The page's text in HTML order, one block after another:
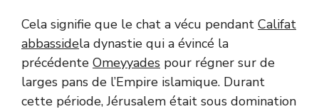
Cela signifie que le chat a vécu pendant Califat
abbassidela dynastie qui a évincé la
précédente Omeyyades pour régner sur de
larges pans de l’Empire islamique. Durant
cette période, Jérusalem était sous domination